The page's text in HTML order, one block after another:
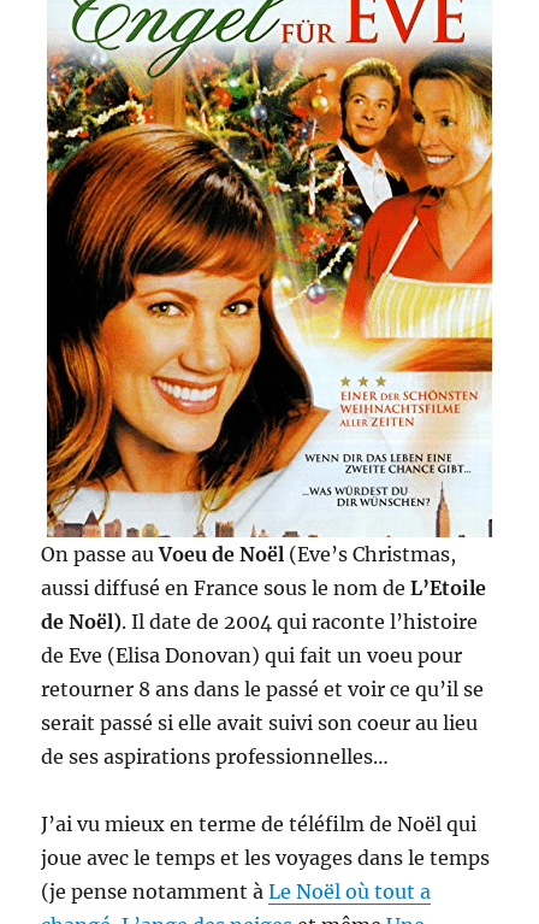
On passe auVoeu de Noël (Eve’s Christmas,
aussi diffusé en France sous le nom deL’Etoile
de Noël). Il date de 2004 qui raconte l’histoire
de Eve (Elisa Donovan) qui fait un voeu pour
retourner 8 ans dans le passé et voir ce qu’il se
serait passé si elle avait suivi son coeur au lieu
de ses aspirations professionnelles…
J’ai vu mieux en terme de téléfilm de Noël qui
joue avec le temps et les voyages dans le temps
(je pense notamment àLe Noël où tout a